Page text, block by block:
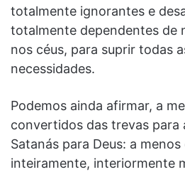
totalmente ignorantes e
totalmente dependentes de
nos céus, para suprir todas
necessidades.
Podemos ainda afirmar, a
convertidos das trevas para
Satanás para Deus: a
inteiramente, interiormente